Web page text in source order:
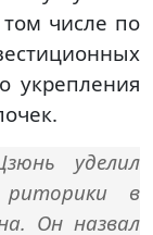
том числе по
укрепления
уделил
риторики в
Он назвал